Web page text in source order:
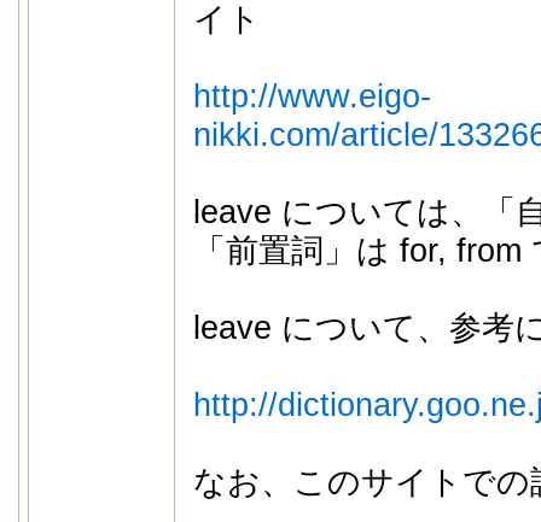
イト
http://www.eigo-
nikki.com/article/
leave については、「
「前置詞」は for,
leave について、参考
http://
なお、このサイトでの